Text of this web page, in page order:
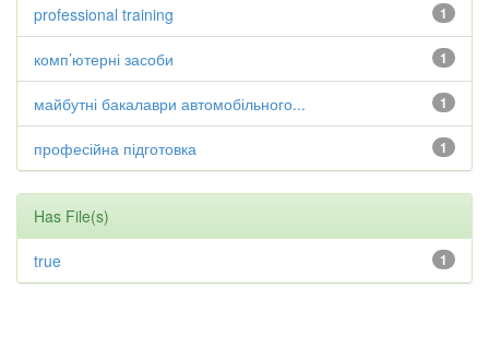
1
professional training
1
комп’ютерні засоби
1
майбутні бакалаври автомобільного...
1
професійна підготовка
Has File(s)
1
true